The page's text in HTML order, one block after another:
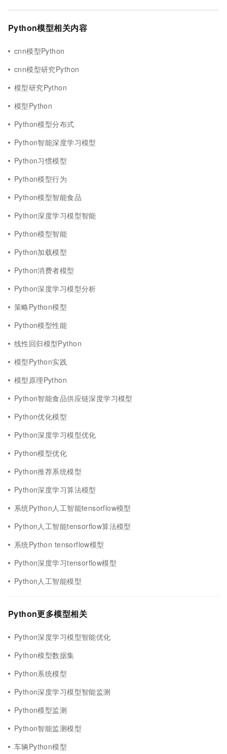
Python模型相关内容
cnn模型Python
cnn模型研究Python
模型研究Python
模型Python
Python模型分布式
Python智能深度学习模型
Python习惯模型
Python模型行为
Python模型智能食品
Python深度学习模型智能
Python模型智能
Python加载模型
Python消费者模型
Python深度学习模型分析
策略Python模型
Python模型性能
线性回归模型Python
模型Python实践
模型原理Python
Python智能食品供应链深度学习模型
Python优化模型
Python深度学习模型优化
Python模型优化
Python推荐系统模型
Python深度学习算法模型
系统Python人工智能tensorflow模型
Python人工智能tensorflow算法模型
系统Python tensorflow模型
Python深度学习tensorflow模型
Python人工智能模型
Python更多模型相关
Python深度学习模型智能优化
Python模型数据集
Python系统模型
Python深度学习模型智能监测
Python模型监测
Python智能监测模型
车辆Python模型